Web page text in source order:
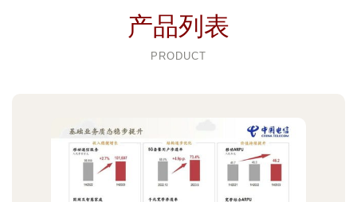
产品列表
PRODUCT